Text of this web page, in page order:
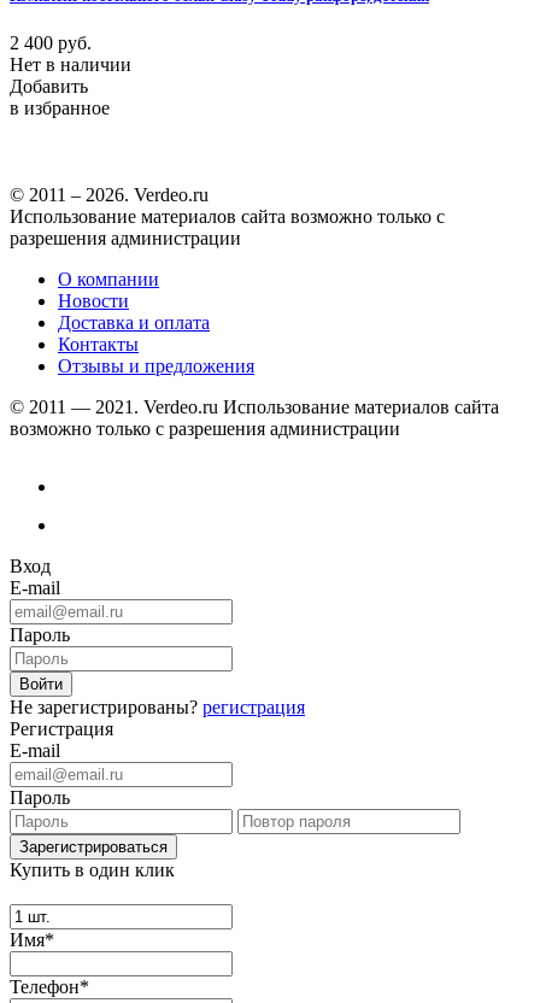
2 400 руб.
Нет в наличии
Добавить
в избранное
© 2011 – 2026. Verdeo.ru
Использование материалов сайта возможно только с
разрешения администрации
О компании
Новости
Доставка и оплата
Контакты
Отзывы и предложения
© 2011 — 2021. Verdeo.ru Использование материалов сайта
возможно только с разрешения администрации
Вход
E-mail
Пароль
Не зарегистрированы? регистрация
Регистрация
E-mail
Пароль
Купить в один клик
Имя*
Телефон*